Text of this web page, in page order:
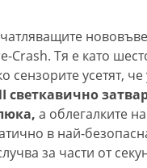
Crash. Тя е като
сензорите усетят,
светкавично
а облегалките
в най-
за части от